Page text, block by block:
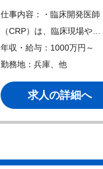
仕事内容：・臨床開発医師
（CRP）は、臨床現場や…
年収・給与：1000万円～
勤務地：兵庫、他
求人の詳細へ